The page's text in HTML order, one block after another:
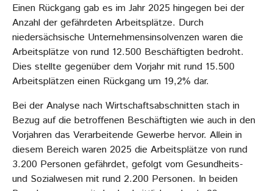
Einen Rückgang gab es im Jahr 2025 hingegen bei der
Anzahl der gefährdeten Arbeitsplätze. Durch
niedersächsische Unternehmensinsolvenzen waren die
Arbeitsplätze von rund 12.500 Beschäftigten bedroht.
Dies stellte gegenüber dem Vorjahr mit rund 15.500
Arbeitsplätzen einen Rückgang um 19,2% dar.
Bei der Analyse nach Wirtschaftsabschnitten stach in
Bezug auf die betroffenen Beschäftigten wie auch in den
Vorjahren das Verarbeitende Gewerbe hervor. Allein in
diesem Bereich waren 2025 die Arbeitsplätze von rund
3.200 Personen gefährdet, gefolgt vom Gesundheits-
und Sozialwesen mit rund 2.200 Personen. In beiden